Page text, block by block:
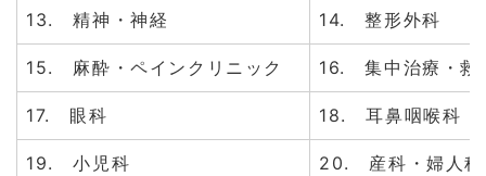
13. 精神・神経 14. 整形外科
15. 麻酔・ペインクリニック 16. 集中治療・救
17. 眼科 18. 耳鼻咽喉科
19. 小児科 20. 産科・婦人科